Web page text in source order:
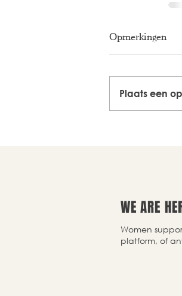
Opmerkingen
Plaats een
WE ARE
Women
platform, of